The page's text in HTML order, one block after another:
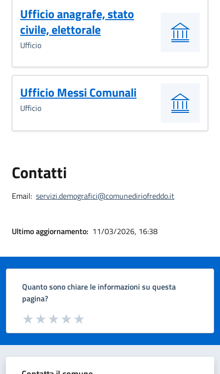
Ufficio anagrafe, stato
civile, elettorale
Ufficio
Ufficio Messi Comunali
Ufficio
Contatti
Email: servizi.demografici@comunediriofreddo.it
Ultimo aggiornamento: 11/03/2026, 16:38
Quanto sono chiare le informazioni su questa
pagina?
Valuta da 1 a 5 stelle la pagina
Valuta 5 stelle su 5
Valuta 4 stelle su 5
Valuta 3 stelle su 5
Valuta 2 stelle su 5
Valuta 1 stelle su 5